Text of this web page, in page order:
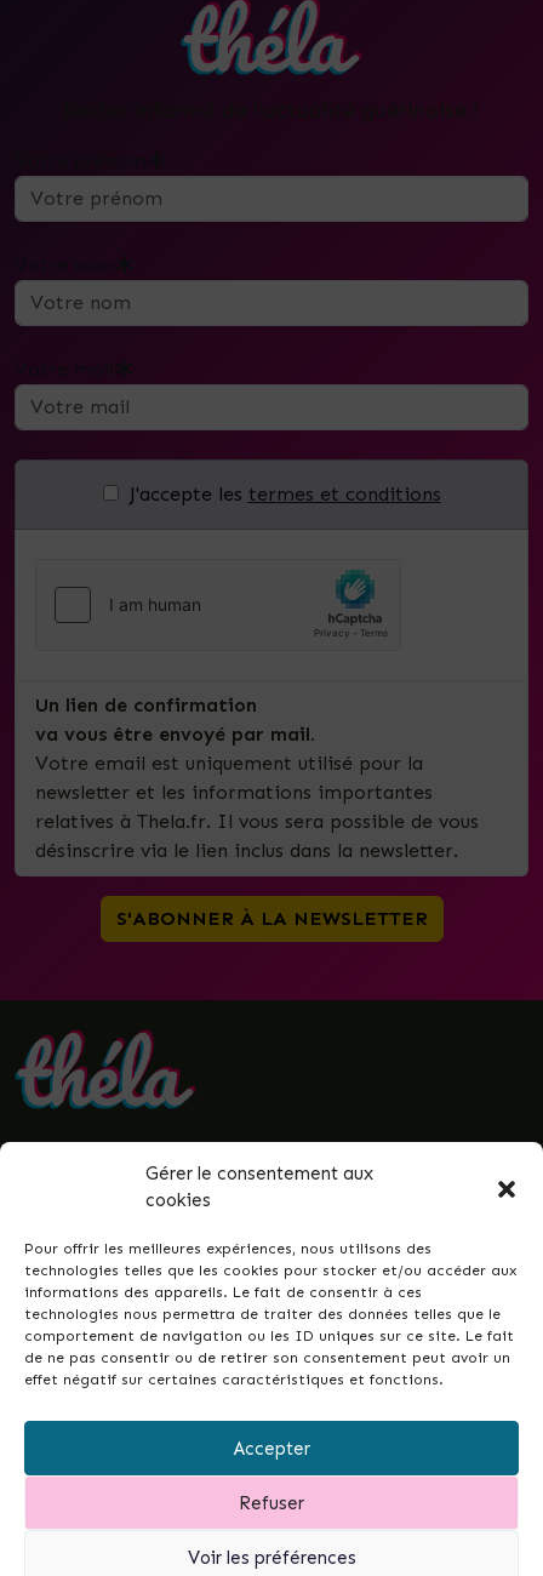
Gérer le consentement aux
cookies
Pour offrir les meilleures expériences, nous utilisons des
technologies telles que les cookies pour stocker et/ou accéder aux
informations des appareils. Le fait de consentir à ces
technologies nous permettra de traiter des données telles que le
comportement de navigation ou les ID uniques sur ce site. Le fait
de ne pas consentir ou de retirer son consentement peut avoir un
effet négatif sur certaines caractéristiques et fonctions.
Accepter
Refuser
Voir les préférences
Restez informé de l'actualité guérinoise !
J'accepte les termes et conditions
Un lien de confirmation
va vous être envoyé par mail.
Votre email est uniquement utilisé pour la
newsletter et les informations importantes
relatives à Thela.fr. Il vous sera possible de vous
désinscrire via le lien inclus dans la newsletter.
• Politique de confidentialité
• Mentions légales
• Termes et conditions
• Guenrouët.fr
© 2026 Théla -Nicolas Le Gall
Ce site dans votre commune ?
tous•tes, permettant de développer les liens
intergénérationnels et la vie de votre ville ou
Contactez-moi pour en discuter.